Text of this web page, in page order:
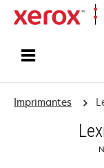
Imprimantes